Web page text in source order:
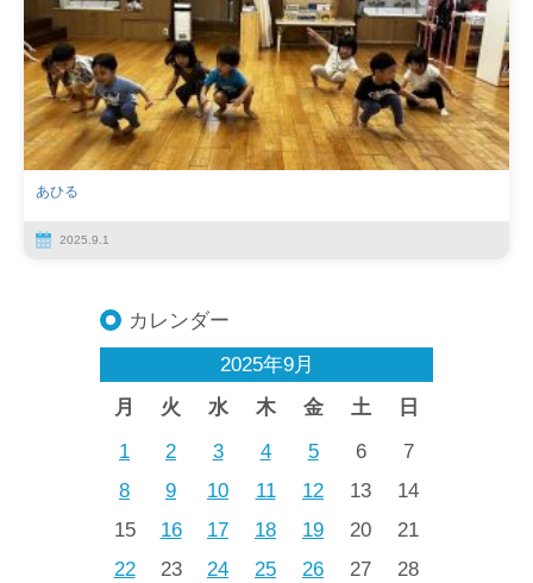
あひる
2025.9.1
カレンダー
2025年9月
月
火 水 木 金 土 日
1 2 3 4 5 6
7
8
9 10 11 12 13
14
15
16 17 18 19 20
21
22
23 24 25 26 27
28